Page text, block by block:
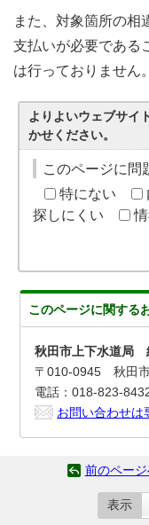
また、対象箇所の相
支払いが必要である
は行っておりません。
よりよいウェブサイ
かせください。
このページに問
特にない
探しにくい
このページに関する
秋田市上下水道局
〒010-0945 秋田
電話：018-823-
お問い合わせは
前のペー
表示